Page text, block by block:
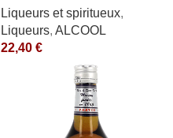
Lapostolle
Liqueurs et spiritueux,
Liqueurs, ALCOOL
22,40 €